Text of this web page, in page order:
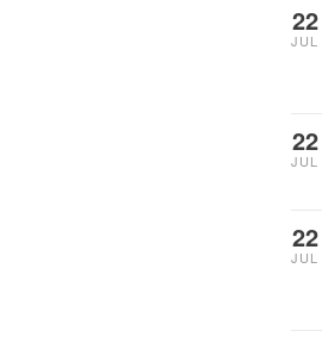
22
JUL
22
JUL
22
JUL